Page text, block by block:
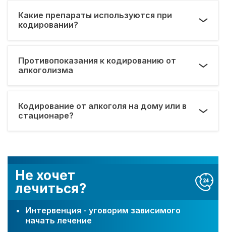
Не хочет
лечиться?
Интервенция - уговорим зависимого
начать лечение
Какие препараты используются при
кодировании?
Противопоказания к кодированию от
алкоголизма
Кодирование от алкоголя на дому или в
стационаре?